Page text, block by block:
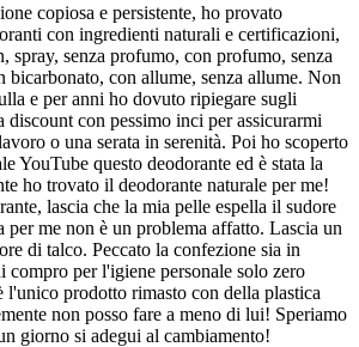
copiosa e persistente, ho provato
con ingredienti naturali e certificazioni,
spray, senza profumo, con profumo, senza
bicarbonato, con allume, senza allume. Non
e per anni ho dovuto ripiegare sugli
discount con pessimo inci per assicurarmi
o una serata in serenità. Poi ho scoperto
YouTube questo deodorante ed è stata la
ho trovato il deodorante naturale per me!
lascia che la mia pelle espella il sudore
per me non è un problema affatto. Lascia un
di talco. Peccato la confezione sia in
compro per l'igiene personale solo zero
l'unico prodotto rimasto con della plastica
non posso fare a meno di lui! Speriamo
giorno si adegui al cambiamento!